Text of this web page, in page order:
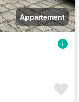
Appartement